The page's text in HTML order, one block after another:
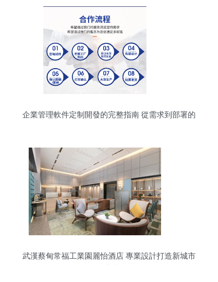
企業管理軟件定制開發的完整指南 從需求到部署的
武漢蔡甸常福工業園麗怡酒店 專業設計打造新城市